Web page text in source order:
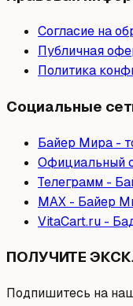
Согласие на
Публичная
Политика
Социальные
Байер Мира -
Официальный
Телеграмм -
МAX - Байер
VitaCart.ru -
ПОЛУЧИТЕ
Подпишитесь на